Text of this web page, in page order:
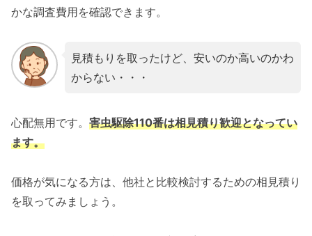
かな調査費用を確認できます。
見積もりを取ったけど、安いのか高いのかわ
からない・・・
心配無用です。 害虫駆除110番は相見積り歓迎となってい
ます。
価格が気になる方は、他社と比較検討するための相見積り
を取ってみましょう。